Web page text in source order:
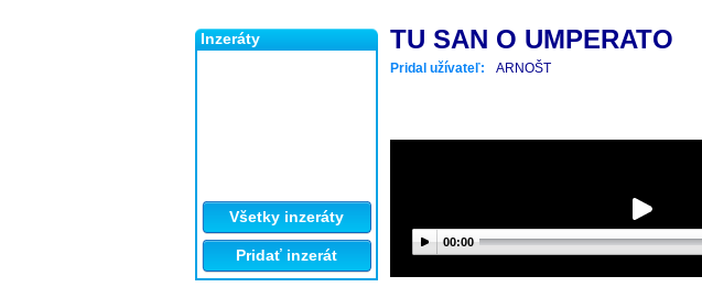
Inzeráty
Všetky inzeráty
Pridať inzerát
TU SAN O UMPERATO
Pridal užívateľ: ARNOŠT
00:00